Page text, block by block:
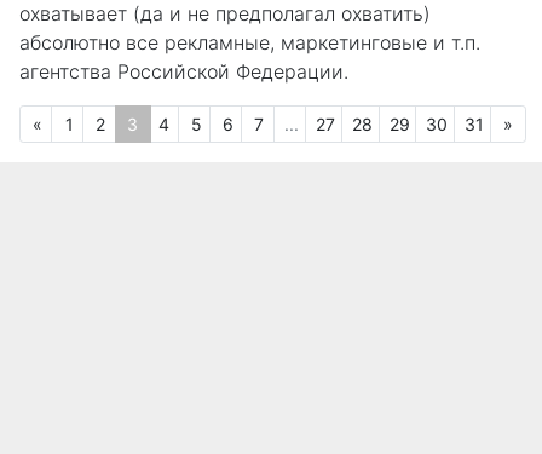
охватывает (да и не предполагал охватить)
абсолютно все рекламные, маркетинговые и т.п.
агентства Российской Федерации.
« Предыдущая
1 2 3 (текущая)
4 5 6 7 ... 27 28 29 30 31 »